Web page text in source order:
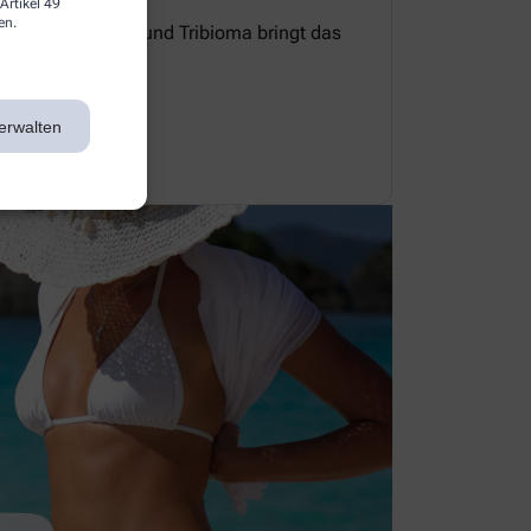
49
und Tribioma bringt das